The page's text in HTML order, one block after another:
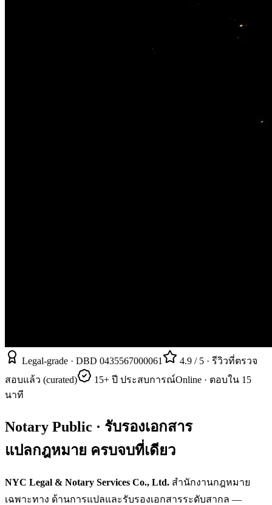
Legal-grade · DBD 0435567000061
4.9 / 5 · รีวิวที่ตรวจ
สอบแล้ว (curated)
15+ ปี ประสบการณ์Online · ตอบใน 15
นาที
Notary Public · รับรองเอกสาร
แปลกฎหมาย ครบจบที่เดียว
NYC Legal & Notary Services Co., Ltd. สำนักงานกฎหมาย
เฉพาะทาง ด้านการแปลและรับรองเอกสารระดับสากล —